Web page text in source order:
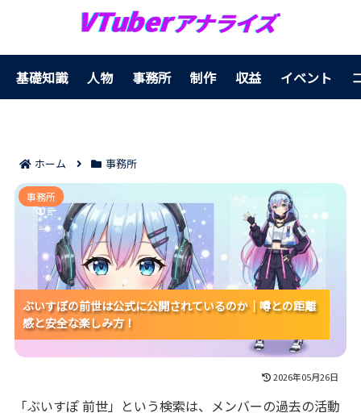
基礎知識 人物 事務所 制作 収益 イベント
ホーム 事務所
ぶいすぽの前世は公式に公開されているのか｜噂との
距離感と安全な楽しみ方！
ぶいすぽの前世は公式に公開されているのか｜噂との距離
感と安全な楽しみ方！
ぶいすぽの前世は公式に公開されているのか｜噂との距離
感と安全な楽しみ方！
ぶいすぽの前世は公式に公開されているのか｜噂との距離
感と安全な楽しみ方！
事務所
2026年05月26日
「ぶいすぽ 前世」という検索は、メンバーの過去の活動